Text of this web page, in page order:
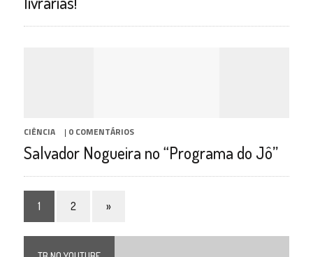
CIÊNCIA | 0 COMENTÁRIOS
Salvador Nogueira no “Programa do Jô”
1 2 »